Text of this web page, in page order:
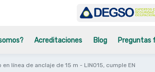
Acreditaciones Blog Preguntas
línea de anclaje de 15 m - LINO15, cumple EN